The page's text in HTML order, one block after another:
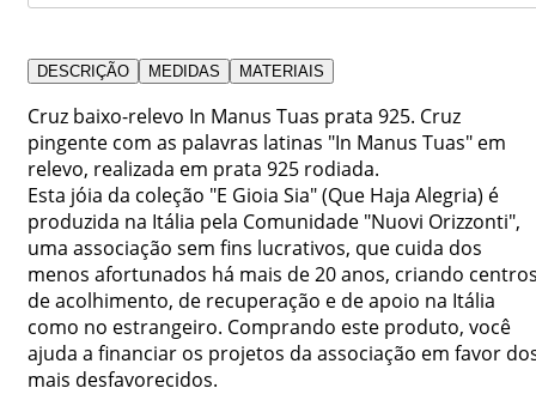
DESCRIÇÃO MEDIDAS MATERIAIS
Cruz baixo-relevo In Manus Tuas prata 925. Cruz
pingente com as palavras latinas "In Manus Tuas" em
relevo, realizada em prata 925 rodiada.
Esta jóia da coleção "E Gioia Sia" (Que Haja Alegria) é
produzida na Itália pela Comunidade "Nuovi Orizzonti",
uma associação sem fins lucrativos, que cuida dos
menos afortunados há mais de 20 anos, criando
de acolhimento, de recuperação e de apoio na Itália
como no estrangeiro. Comprando este produto, você
ajuda a financiar os projetos da associação em favor
mais desfavorecidos.